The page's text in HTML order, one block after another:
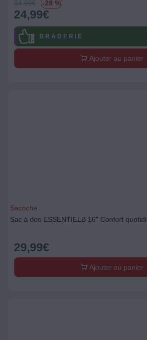
34.99€ -28 %
24,99€
B R A D E R I E
Ajouter au panier
Sacoche
Sac à dos ESSENTIELB 16" Confort
29,99€
Ajouter au panier